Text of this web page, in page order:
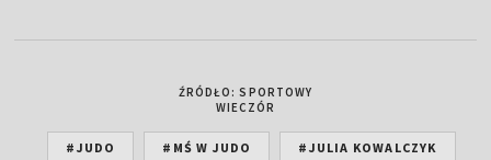
ŹRÓDŁO: SPORTOWY
WIECZÓR
#JUDO #MŚ W JUDO #JULIA KOWALCZYK